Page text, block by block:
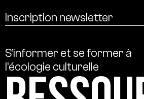
S’informer et se former à
l’écologie culturelle